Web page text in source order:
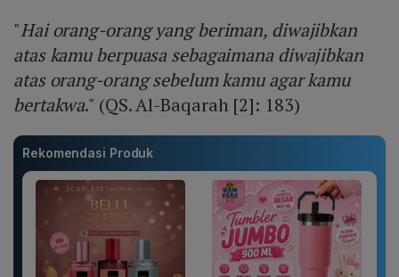
"Hai orang-orang yang beriman, diwajibkan
atas kamu berpuasa sebagaimana diwajibkan
atas orang-orang sebelum kamu agar kamu
bertakwa." (QS. Al-Baqarah [2]: 183)
Rekomendasi Produk